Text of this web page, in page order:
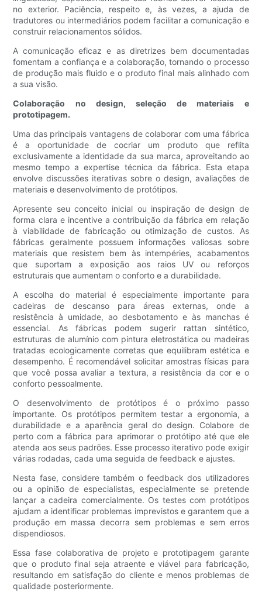
no exterior. Paciência, respeito e, às vezes, a ajuda de
tradutores ou intermediários podem facilitar a comunicação e
construir relacionamentos sólidos.
A comunicação eficaz e as diretrizes bem documentadas
fomentam a confiança e a colaboração, tornando o processo
de produção mais fluido e o produto final mais alinhado com
a sua visão.
Colaboração no design, seleção de materiais e
prototipagem.
Uma das principais vantagens de colaborar com uma fábrica
é a oportunidade de cocriar um produto que reflita
exclusivamente a identidade da sua marca, aproveitando ao
mesmo tempo a expertise técnica da fábrica. Esta etapa
envolve discussões iterativas sobre o design, avaliações de
materiais e desenvolvimento de protótipos.
Apresente seu conceito inicial ou inspiração de design de
forma clara e incentive a contribuição da fábrica em relação
à viabilidade de fabricação ou otimização de custos. As
fábricas geralmente possuem informações valiosas sobre
materiais que resistem bem às intempéries, acabamentos
que suportam a exposição aos raios UV ou reforços
estruturais que aumentam o conforto e a durabilidade.
A escolha do material é especialmente importante para
cadeiras de descanso para áreas externas, onde a
resistência à umidade, ao desbotamento e às manchas é
essencial. As fábricas podem sugerir rattan sintético,
estruturas de alumínio com pintura eletrostática ou madeiras
tratadas ecologicamente corretas que equilibram estética e
desempenho. É recomendável solicitar amostras físicas para
que você possa avaliar a textura, a resistência da cor e o
conforto pessoalmente.
O desenvolvimento de protótipos é o próximo passo
importante. Os protótipos permitem testar a ergonomia, a
durabilidade e a aparência geral do design. Colabore de
perto com a fábrica para aprimorar o protótipo até que ele
atenda aos seus padrões. Esse processo iterativo pode exigir
várias rodadas, cada uma seguida de feedback e ajustes.
Nesta fase, considere também o feedback dos utilizadores
ou a opinião de especialistas, especialmente se pretende
lançar a cadeira comercialmente. Os testes com protótipos
ajudam a identificar problemas imprevistos e garantem que a
produção em massa decorra sem problemas e sem erros
dispendiosos.
Essa fase colaborativa de projeto e prototipagem garante
que o produto final seja atraente e viável para fabricação,
resultando em satisfação do cliente e menos problemas de
qualidade posteriormente.